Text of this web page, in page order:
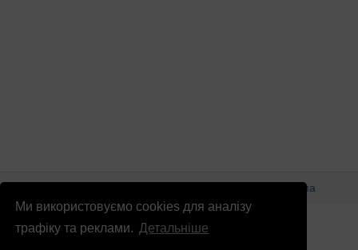
Ми використовуємо cookies для аналізу
трафіку та реклами. Детальніше
© Патріоти України 2026 Правова інформація
Реклама
info@patrioty.org.ua